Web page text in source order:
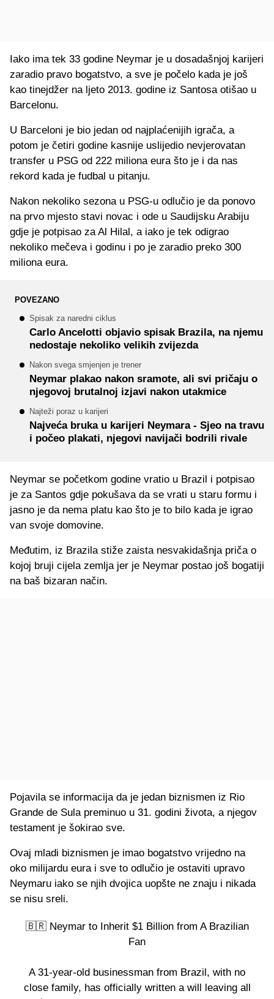
Iako ima tek 33 godine Neymar je u dosadašnjoj karijeri
zaradio pravo bogatstvo, a sve je počelo kada je još
kao tinejdžer na ljeto 2013. godine iz Santosa otišao u
Barcelonu.
U Barceloni je bio jedan od najplaćenijih igrača, a
potom je četiri godine kasnije uslijedio nevjerovatan
transfer u PSG od 222 miliona eura što je i da nas
rekord kada je fudbal u pitanju.
Nakon nekoliko sezona u PSG-u odlučio je da ponovo
na prvo mjesto stavi novac i ode u Saudijsku Arabiju
gdje je potpisao za Al Hilal, a iako je tek odigrao
nekoliko mečeva i godinu i po je zaradio preko 300
miliona eura.
POVEZANO
Spisak za naredni ciklus
Carlo Ancelotti objavio spisak Brazila, na njemu
nedostaje nekoliko velikih zvijezda
Nakon svega smjenjen je trener
Neymar plakao nakon sramote, ali svi pričaju o
njegovoj brutalnoj izjavi nakon utakmice
Najteži poraz u karijeri
Najveća bruka u karijeri Neymara - Sjeo na travu
i počeo plakati, njegovi navijači bodrili rivale
Neymar se početkom godine vratio u Brazil i potpisao
je za Santos gdje pokušava da se vrati u staru formu i
jasno je da nema platu kao što je to bilo kada je igrao
van svoje domovine.
Međutim, iz Brazila stiže zaista nesvakidašnja priča o
kojoj bruji cijela zemlja jer je Neymar postao još bogatiji
na baš bizaran način.
Pojavila se informacija da je jedan biznismen iz Rio
Grande de Sula preminuo u 31. godini života, a njegov
testament je šokirao sve.
Ovaj mladi biznismen je imao bogatstvo vrijedno na
oko milijardu eura i sve to odlučio je ostaviti upravo
Neymaru iako se njih dvojica uopšte ne znaju i nikada
se nisu sreli.
🇧🇷 Neymar to Inherit $1 Billion from A Brazilian
Fan
A 31-year-old businessman from Brazil, with no
close family, has officially written a will leaving all